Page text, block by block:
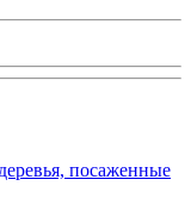
посаженные